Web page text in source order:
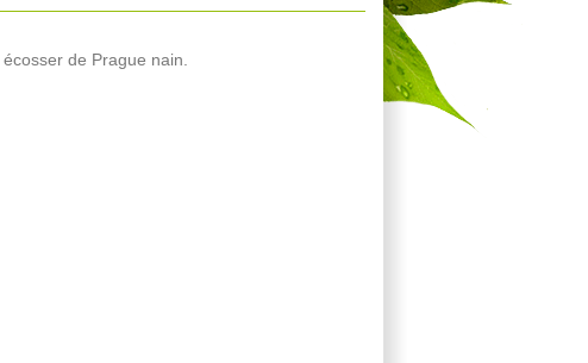
de Prague nain.